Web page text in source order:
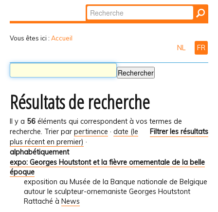
Chercher par
Recherche
Vous êtes ici : Accueil
NL FR
Résultats de recherche
Il y a 56 éléments qui correspondent à vos termes de
recherche.
Filtrer les résultats
Trier par pertinence · date (le
plus récent en premier) ·
alphabétiquement
expo: Georges Houtstont et la fièvre ornementale de la belle
époque
exposition au Musée de la Banque nationale de Belgique
autour le sculpteur-ornemaniste Georges Houtstont
Rattaché à News